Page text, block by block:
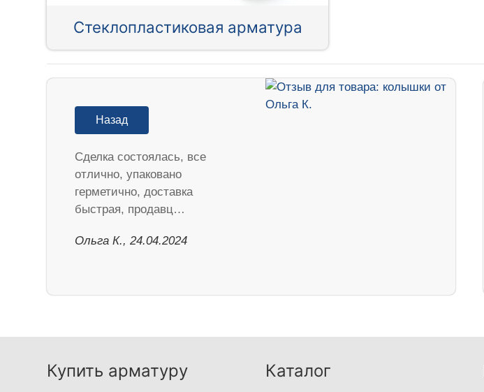
Стеклопластиковая арматура
Назад
Сделка состоялась, все
отлично, упаковано
герметично, доставка
быстрая, продавц…
Ольга К., 24.04.2024
Купить арматуру Каталог